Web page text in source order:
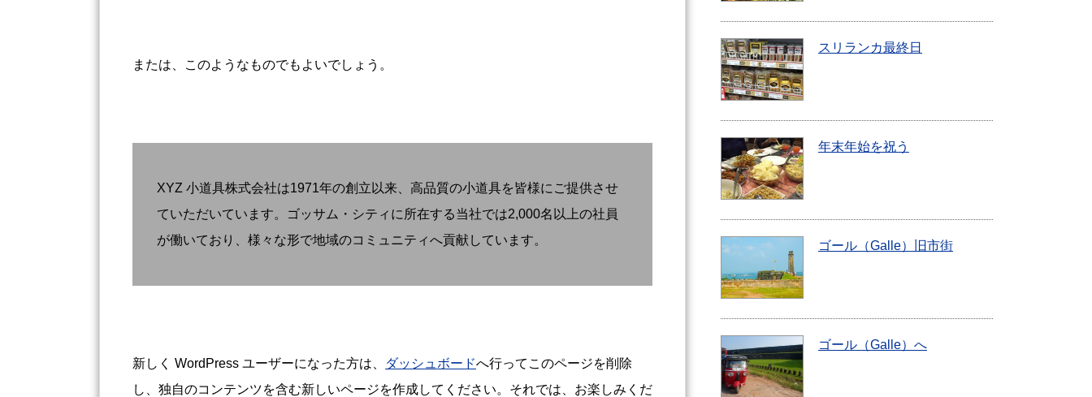
または、このようなものでもよいでしょう。
XYZ 小道具株式会社は1971年の創立以来、高品質の小道具を皆様にご提供させ
ていただいています。ゴッサム・シティに所在する当社では2,000名以上の社員
が働いており、様々な形で地域のコミュニティへ貢献しています。
新しく WordPress ユーザーになった方は、 ダッシュボードへ行ってこのページを削除
し、独自のコンテンツを含む新しいページを作成してください。それでは、お楽しみくだ
スリランカ最終日
年末年始を祝う
ゴール（Galle）旧市街
ゴール（Galle）へ